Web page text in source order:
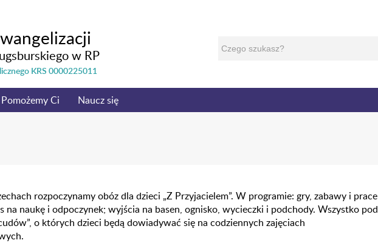
w RP
KRS 0000225011
Pomożemy Ci Naucz się
rozpoczynamy obóz dla dzieci „Z Przyjacielem”. W programie: gry, zabawy i prace
na naukę i odpoczynek; wyjścia na basen, ognisko, wycieczki i podchody. Wszystko pod
o których dzieci będą dowiadywać się na codziennych zajęciach